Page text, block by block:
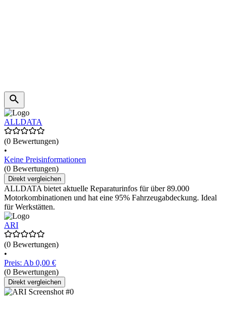
ALLDATA
(0 Bewertungen)
•
Keine Preisinformationen
(0 Bewertungen)
Direkt vergleichen
ALLDATA bietet aktuelle Reparaturinfos für über 89.000
Motorkombinationen und hat eine 95% Fahrzeugabdeckung. Ideal
für Werkstätten.
ARI
(0 Bewertungen)
•
Preis: Ab 0,00 €
(0 Bewertungen)
Direkt vergleichen